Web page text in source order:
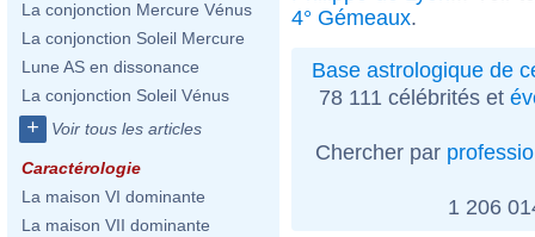
La conjonction Mercure Vénus
La conjonction Soleil Mercure
Lune AS en dissonance
La conjonction Soleil Vénus
+ Voir tous les articles
Caractérologie
La maison VI dominante
La maison VII dominante
4° Gémeaux.
Base astrologique de
78 111 célébrités et
Chercher par
1 206